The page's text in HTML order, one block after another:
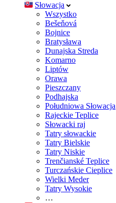
Słowacja
Wszystko
Bešeňová
Bojnice
Bratysława
Dunajska Streda
Komarno
Liptów
Orawa
Pieszczany
Podhajska
Południowa Słowacja
Rajeckie Teplice
Słowacki raj
Tatry słowackie
Tatry Bielskie
Tatry Niskie
Trenčianské Teplice
Turczańskie Cieplice
Wielki Meder
Tatry Wysokie
…